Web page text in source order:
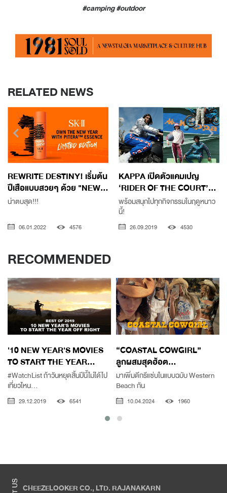
#camping #outdoor
RELATED NEWS
REWRITE DESTINY! เริ่มต้น
ปีเสือแบบสวยๆ ด้วย "NEW...
น่าตบสุด!!!
06.01.2022 4576
KAPPA เปิดตัวแคมเปญ
‘RIDER OF THE COURT’...
พร้อมสนุกไปทุกกิจกรรมในฤดูหนาว
นี้!
26.09.2019 4530
RECOMMENDED
'10 NEW YEAR'S MOVIES
TO START THE YEAR...
#WatchList ถ้าวันหยุดสิ้นปีนี้ไม่ได้ไป
เที่ยวไหน...
29.12.2019 6541
“COASTAL COWGIRL”
ลูกผสมสุดฮ้อต...
มาเพิ่มดีกรีแซ่บในแบบฉบับ Western
Beach กัน
10.04.2024 1960
CHEEZELOOKER CO., LTD. RAJANAKARN